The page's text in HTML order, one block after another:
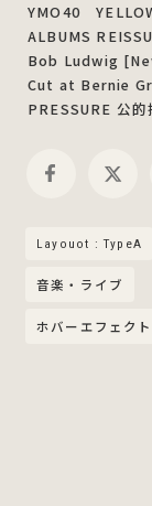
YMO40
ALBUMS
Bob Ludwig
Cut at Bernie
PRESSURE 公
Layouot : TypeA
音楽・ライブ
ホバーエフェクト